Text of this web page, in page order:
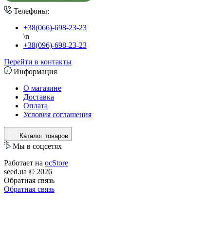
Телефоны:
+38(066)-698-23-23
\n
+38(096)-698-23-23
Перейти в контакты
Информация
О магазине
Доставка
Оплата
Условия соглашения
Каталог товаров
Мы в соцсетях
Работает на ocStore
seed.ua © 2026
Обратная связь
Обратная связь